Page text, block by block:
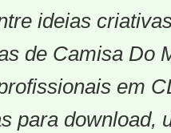
ideias
de Camisa Do
em
para download,